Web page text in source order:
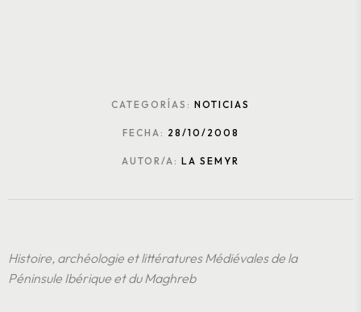
CATEGORÍAS: NOTICIAS
FECHA: 28/10/2008
AUTOR/A: LA SEMYR
Histoire, archéologie et littératures Médiévales de la
Péninsule Ibérique et du Maghreb